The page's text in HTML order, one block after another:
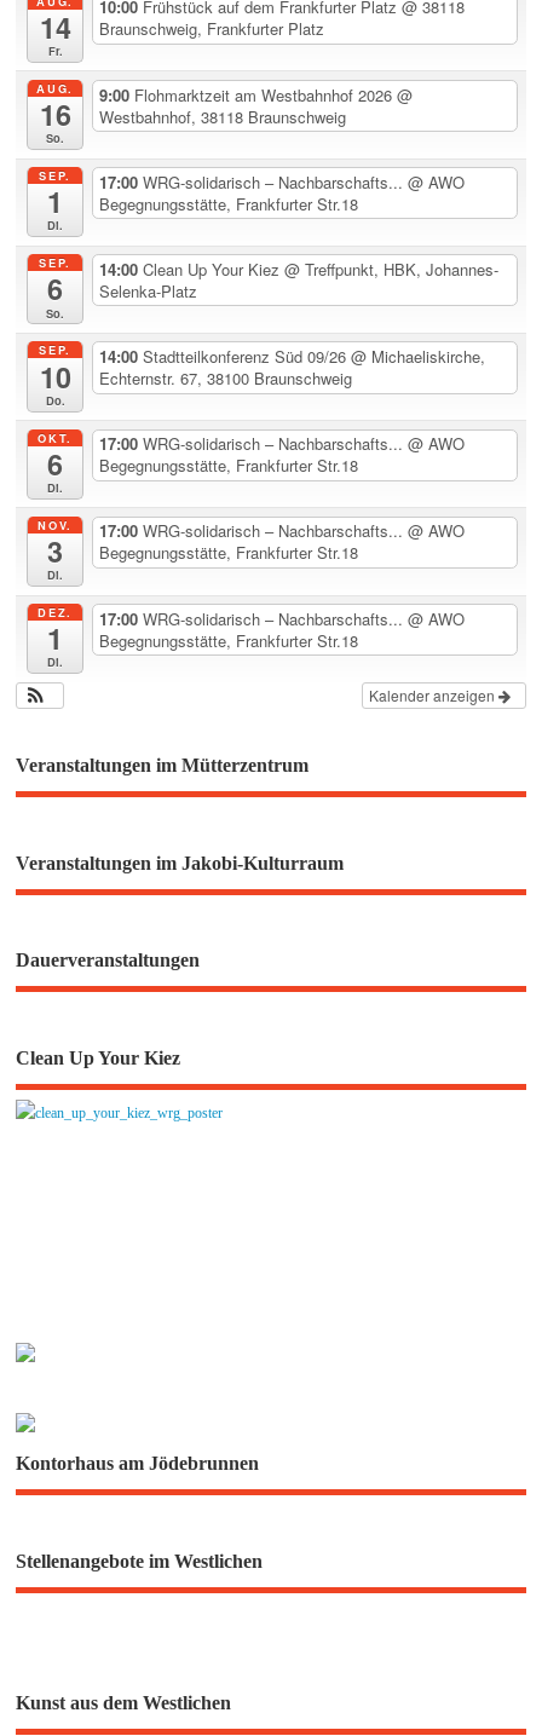
14
Fr.
10:00 Frühstück auf dem Frankfurter Platz@ 38118
Braunschweig, Frankfurter Platz
AUG.
16
So.
9:00 Flohmarktzeit am Westbahnhof 2026@
Westbahnhof, 38118 Braunschweig
SEP.
1
Di.
17:00WRG-solidarisch – Nachbarschafts...@ AWO
Begegnungsstätte, Frankfurter Str.18
SEP.
6
So.
14:00Clean Up Your Kiez@ Treffpunkt, HBK, Johannes-
Selenka-Platz
SEP.
10
Do.
14:00Stadtteilkonferenz Süd 09/26@ Michaeliskirche,
Echternstr. 67, 38100 Braunschweig
OKT.
6
Di.
17:00WRG-solidarisch – Nachbarschafts...@ AWO
Begegnungsstätte, Frankfurter Str.18
NOV.
3
Di.
17:00WRG-solidarisch – Nachbarschafts...@ AWO
Begegnungsstätte, Frankfurter Str.18
DEZ.
1
Di.
17:00WRG-solidarisch – Nachbarschafts...@ AWO
Begegnungsstätte, Frankfurter Str.18
Kalender anzeigen
Veranstaltungen im Mütterzentrum
Veranstaltungen im Jakobi-Kulturraum
Dauerveranstaltungen
Clean Up Your Kiez
Kontorhaus am Jödebrunnen
Stellenangebote im Westlichen
Kunst aus dem Westlichen